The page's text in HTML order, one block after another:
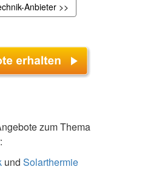
Anbieter >>
zum Thema
und Solarthermie